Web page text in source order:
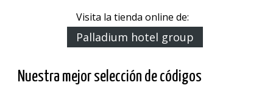
Visita la tienda online de:
Palladium hotel group
Nuestra mejor selección de códigos